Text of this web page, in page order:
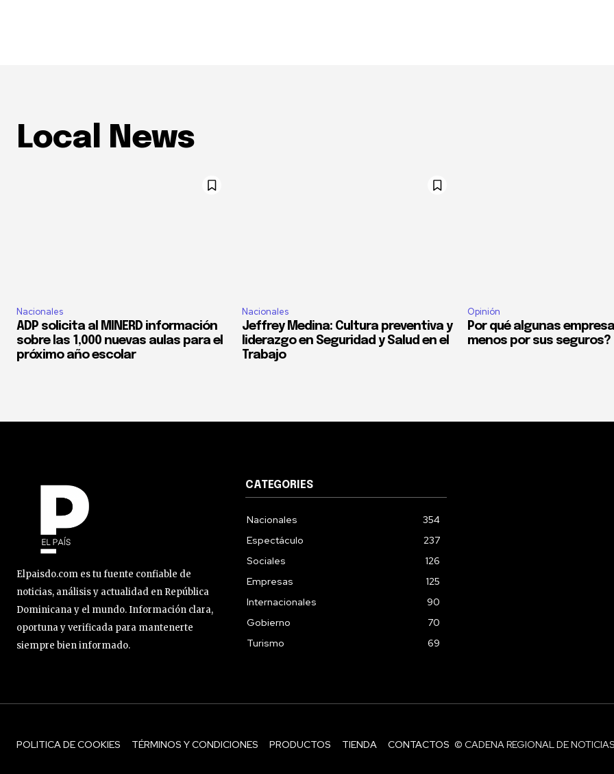
Local News
Nacionales
ADP solicita al MINERD información
sobre las 1,000 nuevas aulas para el
próximo año escolar
Nacionales
Jeffrey Medina: Cultura preventiva y
liderazgo en Seguridad y Salud en el
Trabajo
Opinión
Por qué algunas
menos por sus seguros?
Elpaisdo.com es tu fuente confiable de
noticias, análisis y actualidad en República
Dominicana y el mundo. Información clara,
oportuna y verificada para mantenerte
siempre bien informado.
CATEGORIES
Nacionales
354
Espectáculo
237
Sociales
126
Empresas
125
Internacionales
90
Gobierno
70
Turismo
69
POLITICA DE COOKIES TÉRMINOS Y CONDICIONES PRODUCTOS TIENDA CONTACTOS © CADENA REGIONAL DE